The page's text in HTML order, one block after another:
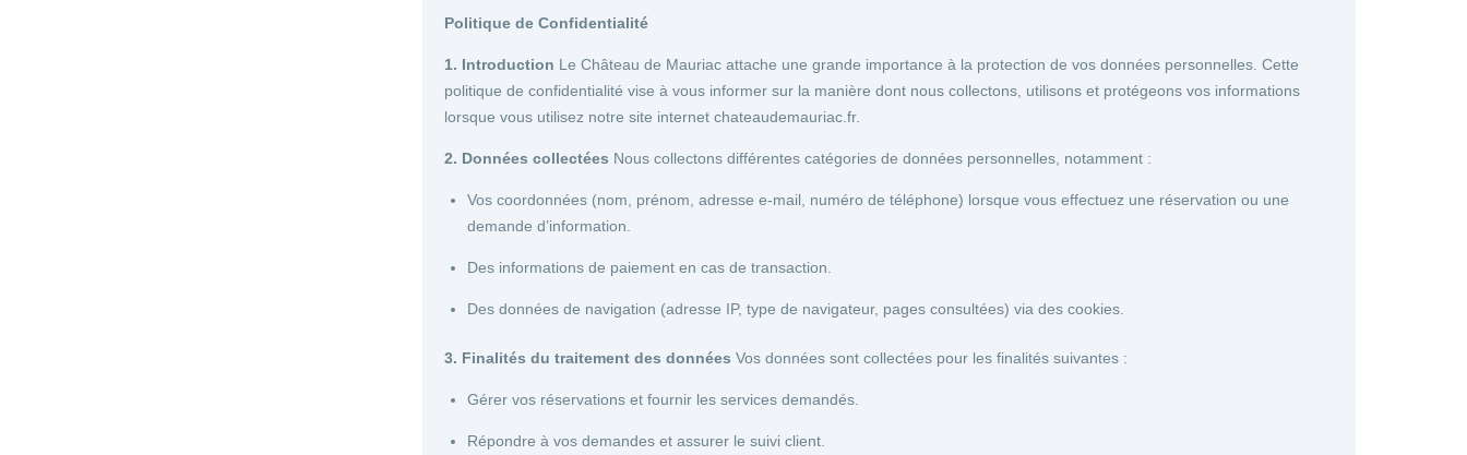
Politique de Confidentialité
1. Introduction Le Château de Mauriac attache une grande importance à la protection de vos données personnelles. Cette
politique de confidentialité vise à vous informer sur la manière dont nous collectons, utilisons et protégeons vos informations
lorsque vous utilisez notre site internet chateaudemauriac.fr.
2. Données collectées Nous collectons différentes catégories de données personnelles, notamment :
Vos coordonnées (nom, prénom, adresse e-mail, numéro de téléphone) lorsque vous effectuez une réservation ou une
demande d’information.
Des informations de paiement en cas de transaction.
Des données de navigation (adresse IP, type de navigateur, pages consultées) via des cookies.
3. Finalités du traitement des données Vos données sont collectées pour les finalités suivantes :
Gérer vos réservations et fournir les services demandés.
Répondre à vos demandes et assurer le suivi client.